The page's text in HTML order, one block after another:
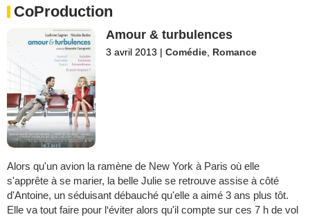
CoProduction
Amour & turbulences
3 avril 2013 | Comédie Romance
Alors qu'un avion la ramène de New York à Paris où elle
s'apprête à se marier, la belle Julie se retrouve assise à côté
d'Antoine, un séduisant débauché qu'elle a aimé 3 ans plus tôt.
Elle va tout faire pour l‘éviter alors qu'il compte sur ces 7 h de vol